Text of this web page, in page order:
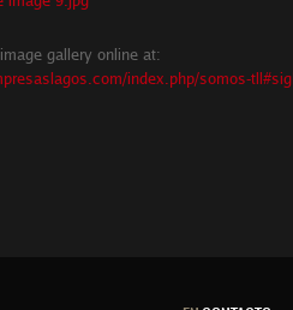
gallery online at:
index.php/somos-